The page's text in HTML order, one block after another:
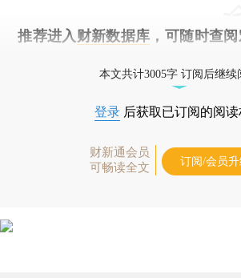
推荐进入 财新数据库 ，可随时查
本文共计3005字 订阅后继续
登录 后获取已订阅的阅读
财新通会员
可畅读全文
订阅/会员升